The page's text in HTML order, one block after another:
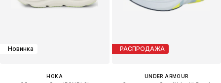
Новинка
HOKA
РАСПРОДАЖА
UNDER ARMOUR